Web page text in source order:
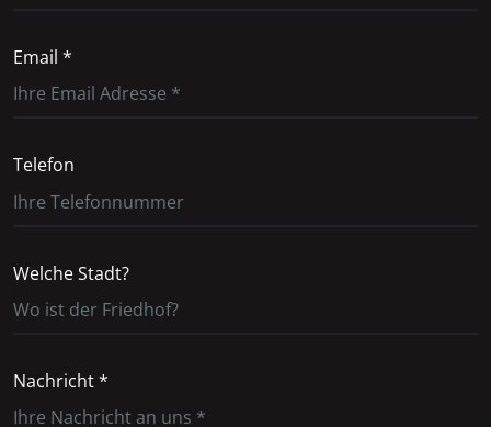
Email *
Telefon
Welche Stadt?
Nachricht *